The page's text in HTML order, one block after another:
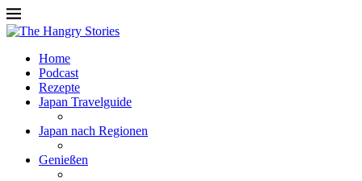
Home
Podcast
Rezepte
Japan Travelguide
Japan nach Regionen
Genießen